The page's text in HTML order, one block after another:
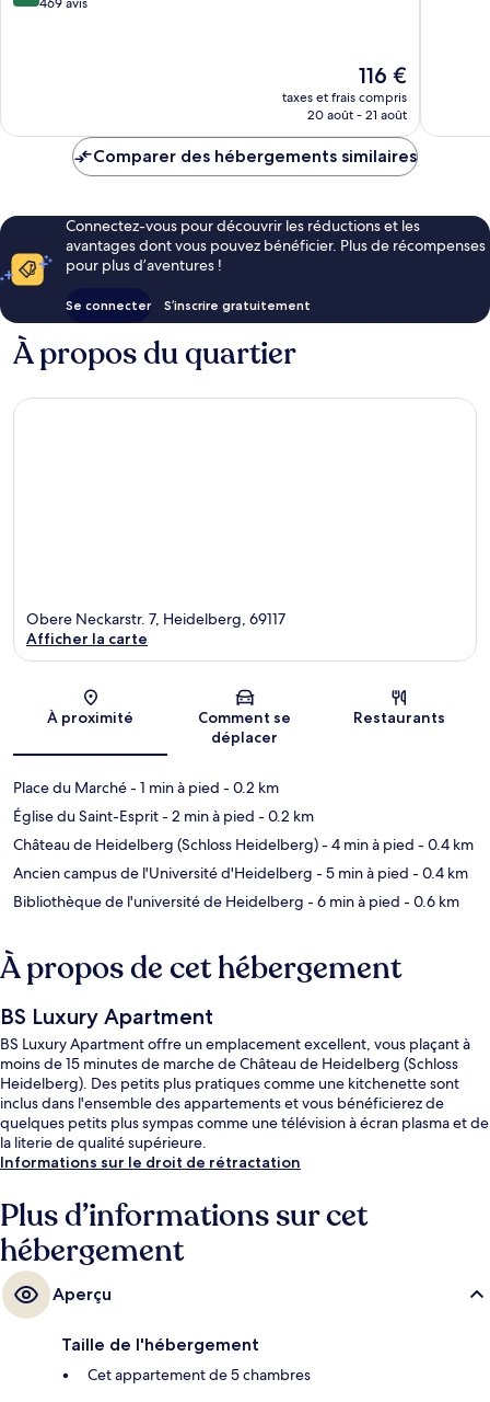
Le
nouveau
prix
de
116 €
taxes et frais compris
20 août - 21 août
Comparer des hébergements similaires
Connectez-vous pour découvrir les réductions et les
avantages dont vous pouvez bénéficier. Plus de récompenses
pour plus d’aventures !
Se connecter S’inscrire gratuitement
À propos du quartier
Carte
Obere Neckarstr. 7, Heidelberg, 69117
Afficher la carte
À proximité
Comment se
déplacer
Restaurants
Place du Marché- 1 min à pied - 0.2 km
Église du Saint-Esprit- 2 min à pied - 0.2 km
Château de Heidelberg (Schloss Heidelberg)- 4 min à pied - 0.4 km
Ancien campus de l'Université d'Heidelberg - 5 min à pied - 0.4 km
Bibliothèque de l'université de Heidelberg - 6 min à pied - 0.6 km
À propos de cet hébergement
BS Luxury Apartment
BS Luxury Apartment offre un emplacement excellent, vous plaçant à
moins de 15 minutes de marche de Château de Heidelberg (Schloss
Heidelberg). Des petits plus pratiques comme une kitchenette sont
inclus dans l'ensemble des appartements et vous bénéficierez de
quelques petits plus sympas comme une télévision à écran plasma et de
la literie de qualité supérieure.
Informations sur le droit de rétractation
Plus d’informations sur cet
hébergement
Aperçu
Taille de l'hébergement
Cet appartement de 5 chambres